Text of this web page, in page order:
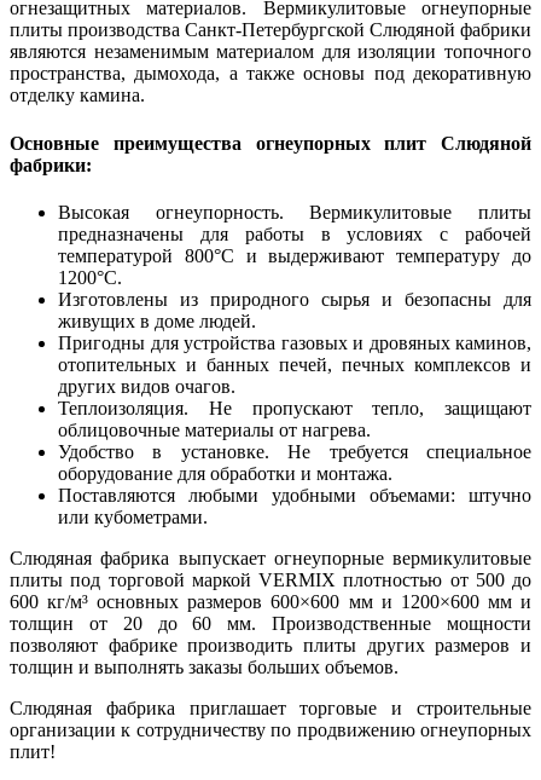
огнезащитных материалов. Вермикулитовые огнеупорные
плиты производства Санкт-Петербургской Слюдяной фабрики
являются незаменимым материалом для изоляции топочного
пространства, дымохода, а также основы под декоративную
отделку камина.
Основные преимущества огнеупорных плит Слюдяной
фабрики:
Высокая огнеупорность. Вермикулитовые плиты
предназначены для работы в условиях с рабочей
температурой 800°C и выдерживают температуру до
1200°С.
Изготовлены из природного сырья и безопасны для
живущих в доме людей.
Пригодны для устройства газовых и дровяных каминов,
отопительных и банных печей, печных комплексов и
других видов очагов.
Теплоизоляция. Не пропускают тепло, защищают
облицовочные материалы от нагрева.
Удобство в установке. Не требуется специальное
оборудование для обработки и монтажа.
Поставляются любыми удобными объемами: штучно
или кубометрами.
Слюдяная фабрика выпускает огнеупорные вермикулитовые
плиты под торговой маркой VERMIX плотностью от 500 до
600 кг/м³ основных размеров 600×600 мм и 1200×600 мм и
толщин от 20 до 60 мм. Производственные мощности
позволяют фабрике производить плиты других размеров и
толщин и выполнять заказы больших объемов.
Слюдяная фабрика приглашает торговые и строительные
организации к сотрудничеству по продвижению огнеупорных
плит!